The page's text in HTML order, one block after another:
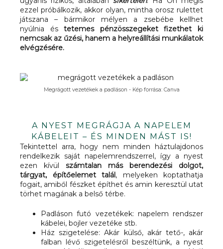
ezzel próbálkozik, akkor olyan, mintha orosz rulettet
játszana – bármikor mélyen a zsebébe kellhet
nyúlnia éstetemes pénzösszegeket fizethet ki
nemcsak az űzési, hanem a helyreállítási munkálatok
elvégzésére.
Megrágott vezetékek a padláson - Kép forrása: Canva
A NYEST MEGRÁGJA A NAPELEM
KÁBELEIT – ÉS MINDEN MÁST IS!
Tekintettel arra, hogy nem minden háztulajdonos
rendelkezik saját napelemrendszerrel, így a nyest
ezen kívül számtalan más berendezési dolgot,
tárgyat, építőelemet talál, melyeken koptathatja
fogait, amiből fészket építhet és amin keresztül utat
törhet magának a belső térbe.
Padláson futó vezetékek: napelem rendszer
kábelei, bojler vezetéke stb.
Ház szigetelése: Akár külső, akár tető-, akár
falban lévő szigetelésről beszéltünk, a nyest